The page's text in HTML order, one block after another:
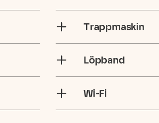
Trappmaskin
Löpband
Wi-Fi